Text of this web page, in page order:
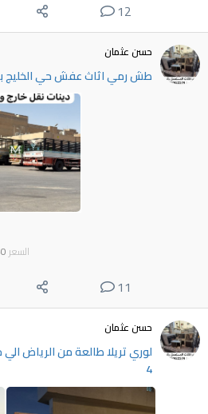
12
حسن عثمان
طش رمي اثاث عفش حي الخليج بالرياض
السعر
11
حسن عثمان
4